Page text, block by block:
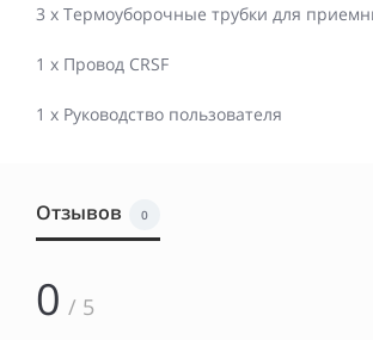
3 x Термоуборочные трубки для
1 x Провод CRSF
1 x Руководство пользователя
Отзывов 0
0 / 5